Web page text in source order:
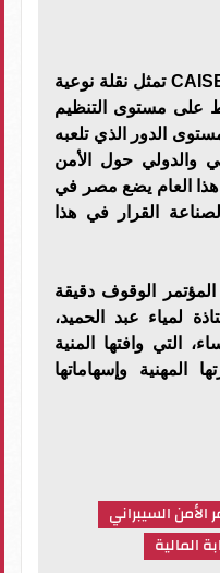
وقال إن الدورة الحالية من CAISEC تمثل نقلة نوعية
على مستوى التنظيم
الدور الذي تلعبه
والدولي حول الأمن
هذا العام يضع مصر في
القرار في هذا
الوقوف دقيقة
لمياء عبد الحميد،
التي وافتها المنية
المهنية وإسهاماتها
الأمن السيبراني
المالية